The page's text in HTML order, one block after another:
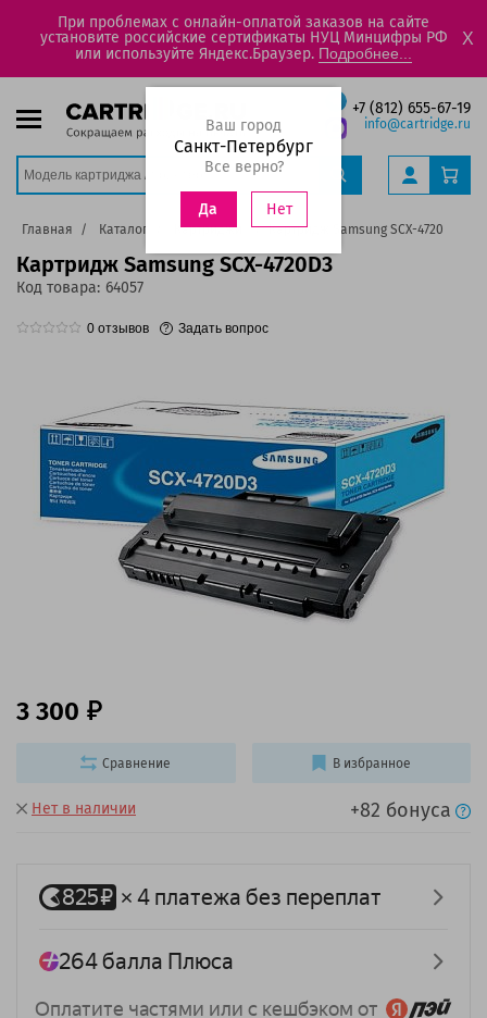
При проблемах с онлайн-оплатой заказов на сайте
установите российские сертификаты НУЦ Минцифры РФ
или используйте Яндекс.Браузер. Подробнее...
X
+7 (812) 655-67-19
info@cartridge.ru
Ваш город
Санкт-Петербург
Все верно?
Да Нет
Главная Каталог Картриджи Картридж Samsung SCX-4720D3
Картридж Samsung SCX-4720D3
Код товара: 64057
0 отзывов Задать вопрос
Нет в наличии +82 бонуса
3 300
Сравнение В избранное